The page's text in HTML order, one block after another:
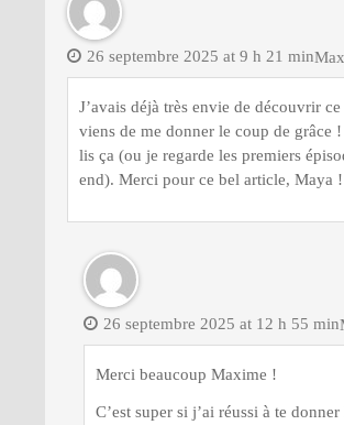
26 septembre 2025 at 9 h 21 min
J’avais déjà très envie de découvrir
viens de me donner le coup de grâce
lis ça (ou je regarde les premiers
end). Merci pour ce bel article, Maya !
26 septembre 2025 at 12 h 55 min
Merci beaucoup Maxime !
C’est super si j’ai réussi à te donner